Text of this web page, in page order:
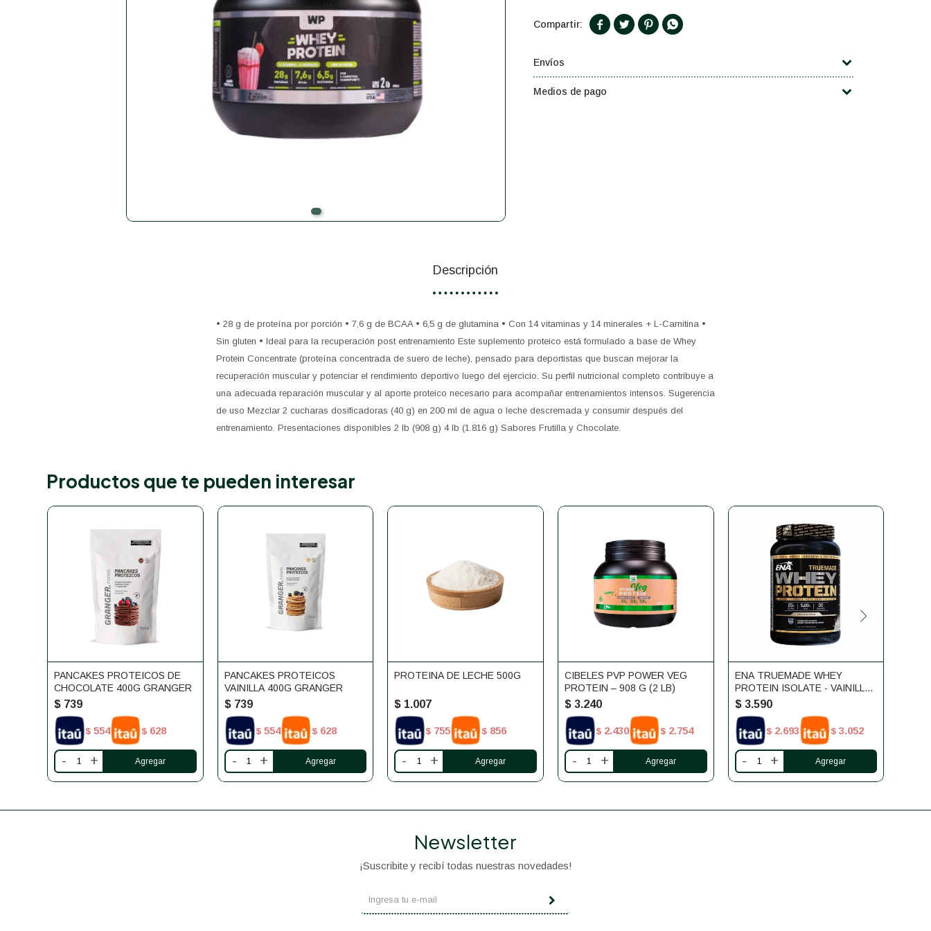
   
Envíos
Medios de pago
Descripción
• 28 g de proteína por porción • 7,6 g de BCAA • 6,5 g de glutamina • Con 14 vitaminas y 14 minerales + L-Carnitina •
Sin gluten • Ideal para la recuperación post entrenamiento Este suplemento proteico está formulado a base de Whey
Protein Concentrate (proteína concentrada de suero de leche), pensado para deportistas que buscan mejorar la
recuperación muscular y potenciar el rendimiento deportivo luego del ejercicio. Su perfil nutricional completo contribuye a
una adecuada reparación muscular y al aporte proteico necesario para acompañar entrenamientos intensos. Sugerencia
de uso Mezclar 2 cucharas dosificadoras (40 g) en 200 ml de agua o leche descremada y consumir después del
entrenamiento. Presentaciones disponibles 2 lb (908 g) 4 lb (1.816 g) Sabores Frutilla y Chocolate.
Productos que te pueden interesar
PANCAKES PROTEICOS DE
CHOCOLATE 400G GRANGER
$ 739
$ 554 $ 628
- +
PANCAKES PROTEICOS
VAINILLA 400G GRANGER
$ 739
$ 554 $ 628
- +
PROTEINA DE LECHE 500G
$ 1.007
$ 755 $ 856
- +
CIBELES PVP POWER VEG
PROTEIN – 908 G (2 LB)
$ 3.240
$ 2.430 $ 2.754
- +
ENA TRUEMADE WHEY
PROTEIN ISOLATE - VAINILLA -
930 G (2 LB)
$ 3.590
$ 2.693 $ 3.052
- +
Newsletter
¡Suscribite y recibí todas nuestras novedades!